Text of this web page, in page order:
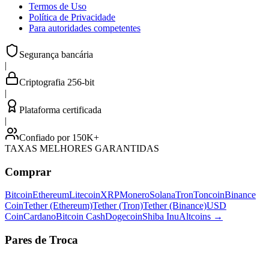
Termos de Uso
Política de Privacidade
Para autoridades competentes
Segurança bancária
|
Criptografia 256-bit
|
Plataforma certificada
|
Confiado por 150K+
TAXAS MELHORES GARANTIDAS
Comprar
BitcoinEthereumLitecoinXRPMoneroSolanaTronToncoinBinance
CoinTether (Ethereum)Tether (Tron)Tether (Binance)USD
CoinCardanoBitcoin CashDogecoinShiba InuAltcoins →
Pares de Troca